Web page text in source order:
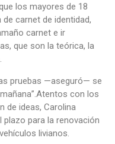
los mayores de 18
carnet de identidad,
carnet e ir
que son la teórica, la
pruebas —aseguró— se
con los
de ideas, Carolina
para la renovación
livianos.